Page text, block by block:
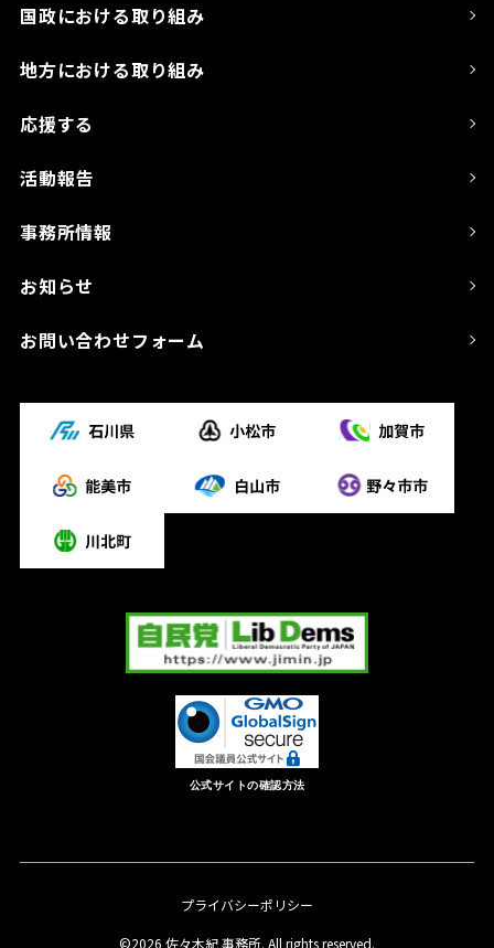
国政における取り組み
地方における取り組み
応援する
活動報告
事務所情報
お知らせ
お問い合わせフォーム
公式サイトの確認方法
プライバシーポリシー
©2026 佐々木紀 事務所. All rights reserved.